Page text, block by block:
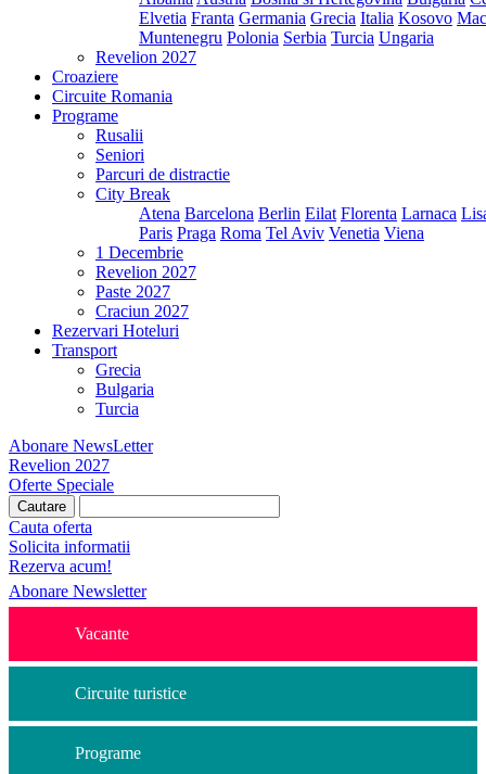
Elvetia Franta Germania Grecia Italia Kosovo
Muntenegru Polonia Serbia Turcia Ungaria
Revelion 2027
Croaziere
Circuite Romania
Programe
Rusalii
Seniori
Parcuri de distractie
City Break
Atena Barcelona Berlin Eilat Florenta Larnaca
Paris Praga Roma Tel Aviv Venetia Viena
1 Decembrie
Revelion 2027
Paste 2027
Craciun 2027
Rezervari Hoteluri
Transport
Grecia
Bulgaria
Turcia
Abonare NewsLetter
Revelion 2027
Oferte Speciale
Cauta oferta
Solicita informatii
Rezerva acum!
Abonare Newsletter
Vacante
Circuite turistice
Programe